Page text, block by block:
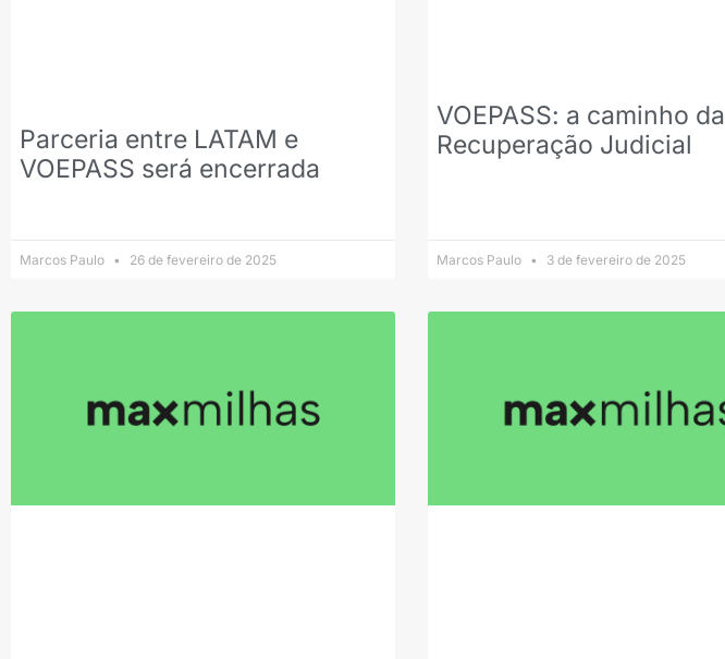
Parceria entre LATAM e
VOEPASS será encerrada
Marcos Paulo 26 de fevereiro de 2025
VOEPASS: a caminho da
Recuperação Judicial
Marcos Paulo 3 de fevereiro de 2025